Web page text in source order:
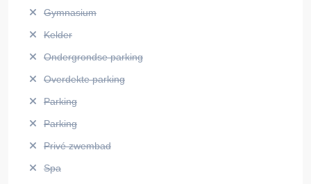
Gymnasium
Kelder
Ondergrondse parking
Overdekte parking
Parking
Parking
Privé zwembad
Spa